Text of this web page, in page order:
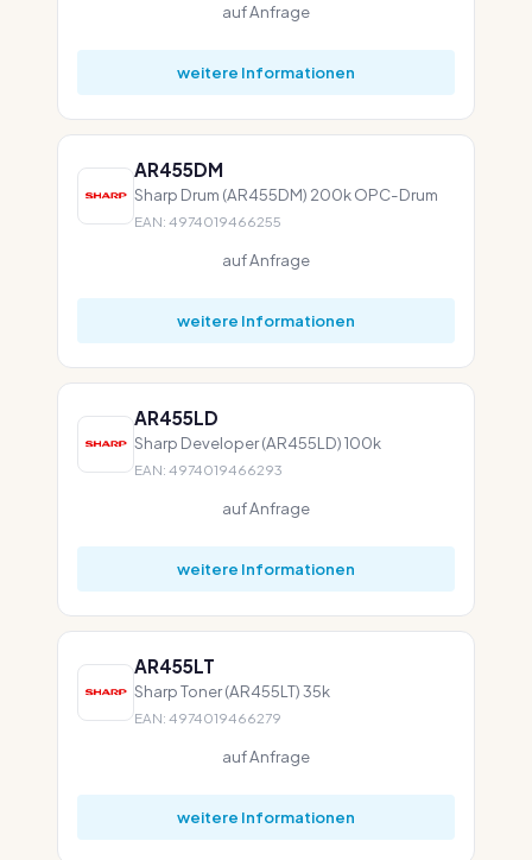
auf Anfrage
weitere Informationen
AR455DM
Sharp Drum (AR455DM) 200k OPC-Drum
EAN: 4974019466255
auf Anfrage
weitere Informationen
AR455LD
Sharp Developer (AR455LD) 100k
EAN: 4974019466293
auf Anfrage
weitere Informationen
AR455LT
Sharp Toner (AR455LT) 35k
EAN: 4974019466279
auf Anfrage
weitere Informationen